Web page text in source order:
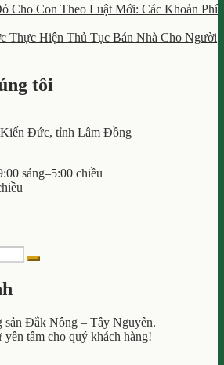
Cho Con Theo Luật Mới: Các Khoản Phí
Thực Hiện Thủ Tục Bán Nhà Cho Người
tôi
Đức, tỉnh Lâm Đồng
sáng–5:00 chiều
Search
sản Đắk Nông – Tây Nguyên.
tâm cho quý khách hàng!